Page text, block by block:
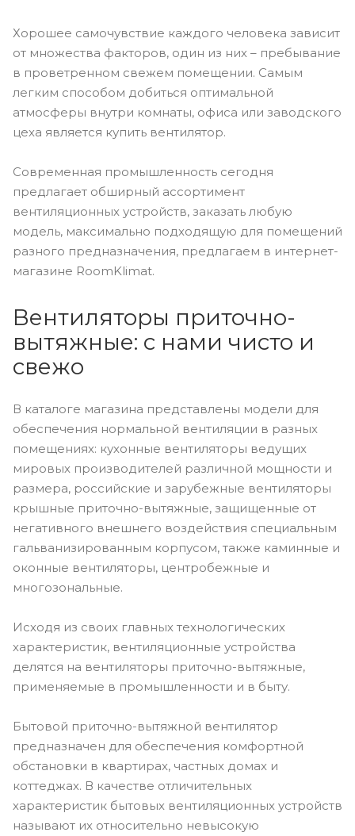
Хорошее самочувствие каждого человека зависит
от множества факторов, один из них – пребывание
в проветренном свежем помещении. Самым
легким способом добиться оптимальной
атмосферы внутри комнаты, офиса или заводского
цеха является купить вентилятор.
Современная промышленность сегодня
предлагает обширный ассортимент
вентиляционных устройств, заказать любую
модель, максимально подходящую для помещений
разного предназначения, предлагаем в интернет-
магазине RoomKlimat.
Вентиляторы приточно-
вытяжные: с нами чисто и
свежо
В каталоге магазина представлены модели для
обеспечения нормальной вентиляции в разных
помещениях: кухонные вентиляторы ведущих
мировых производителей различной мощности и
размера, российские и зарубежные вентиляторы
крышные приточно-вытяжные, защищенные от
негативного внешнего воздействия специальным
гальванизированным корпусом, также каминные и
оконные вентиляторы, центробежные и
многозональные.
Исходя из своих главных технологических
характеристик, вентиляционные устройства
делятся на вентиляторы приточно-вытяжные,
применяемые в промышленности и в быту.
Бытовой приточно-вытяжной вентилятор
предназначен для обеспечения комфортной
обстановки в квартирах, частных домах и
коттеджах. В качестве отличительных
характеристик бытовых вентиляционных устройств
называют их относительно невысокую